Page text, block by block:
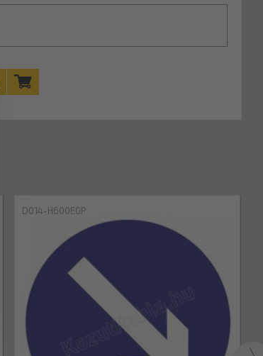
D014-H600EGP